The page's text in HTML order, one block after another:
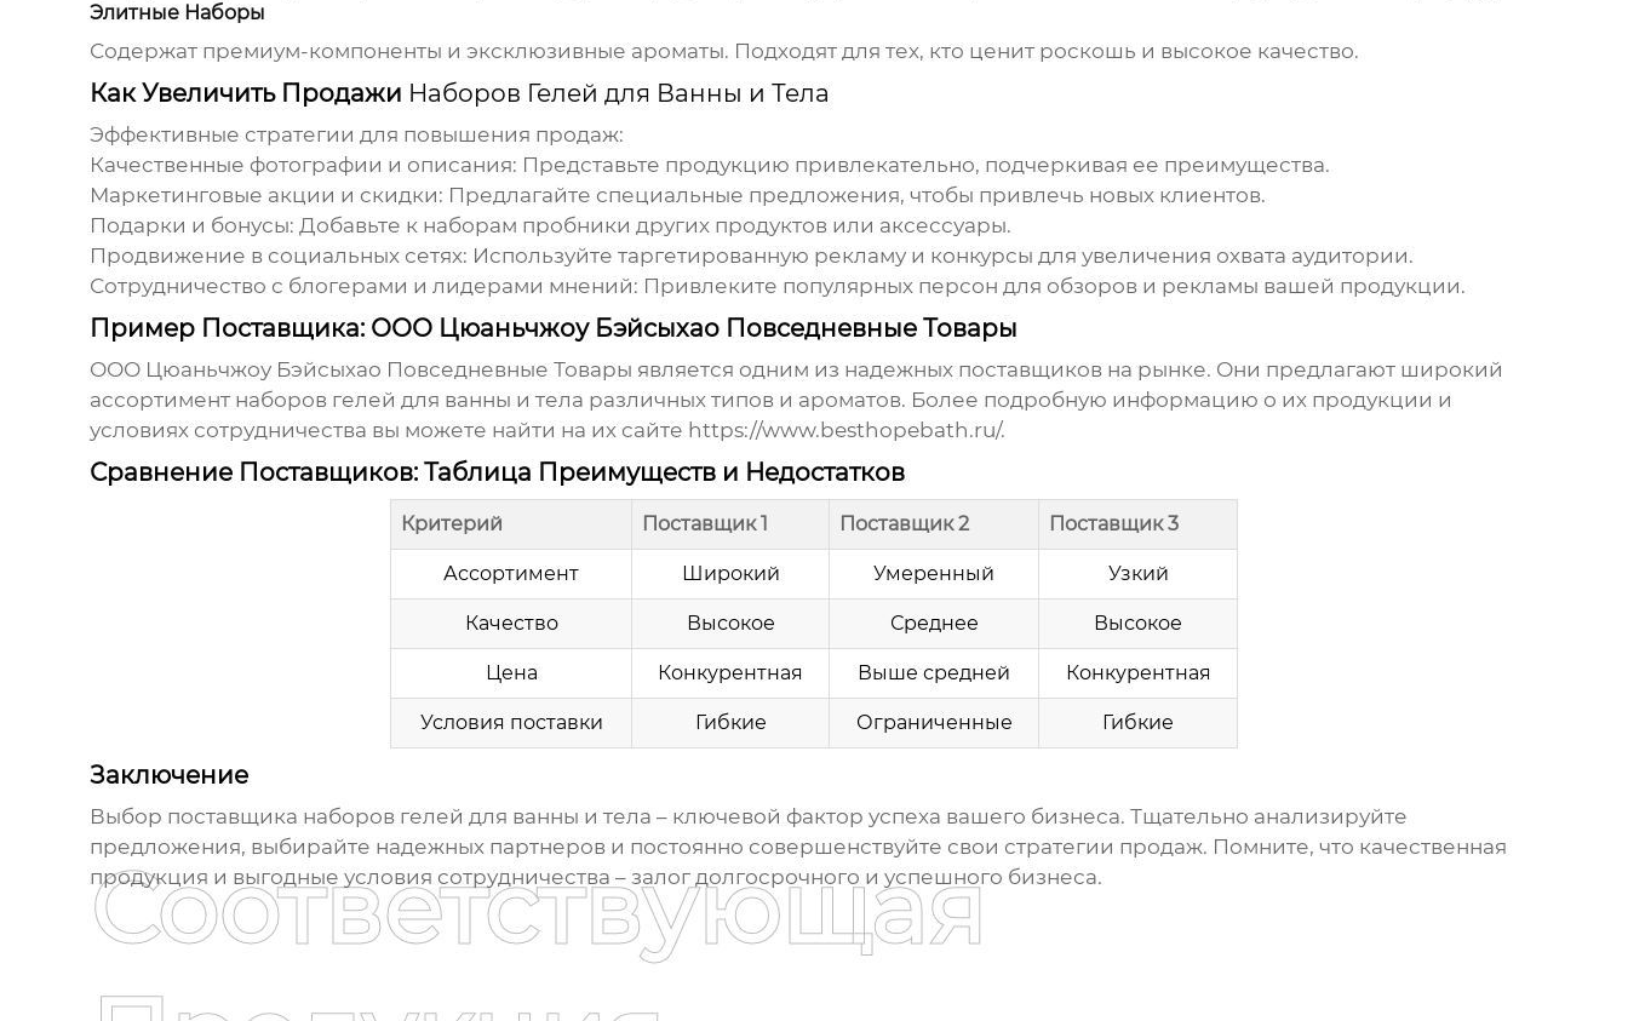
Элитные Наборы
Содержат премиум-компоненты и эксклюзивные ароматы. Подходят для тех, кто ценит роскошь и высокое качество.
Как Увеличить Продажи Наборов Гелей для Ванны и Тела
Эффективные стратегии для повышения продаж:
Качественные фотографии и описания: Представьте продукцию привлекательно, подчеркивая ее преимущества.
Маркетинговые акции и скидки: Предлагайте специальные предложения, чтобы привлечь новых клиентов.
Подарки и бонусы: Добавьте к наборам пробники других продуктов или аксессуары.
Продвижение в социальных сетях: Используйте таргетированную рекламу и конкурсы для увеличения охвата аудитории.
Сотрудничество с блогерами и лидерами мнений: Привлеките популярных персон для обзоров и рекламы вашей продукции.
Пример Поставщика: ООО Цюаньчжоу Бэйсыхао Повседневные Товары
ООО Цюаньчжоу Бэйсыхао Повседневные Товары является одним из надежных поставщиков на рынке. Они предлагают широкий
ассортимент наборов гелей для ванны и тела различных типов и ароматов. Более подробную информацию о их продукции и
условиях сотрудничества вы можете найти на их сайте https://www.besthopebath.ru/.
Сравнение Поставщиков: Таблица Преимуществ и Недостатков
Критерий Поставщик 1 Поставщик 2 Поставщик 3
Ассортимент Широкий Умеренный Узкий
Качество Высокое Среднее Высокое
Цена Конкурентная Выше средней Конкурентная
Условия поставки Гибкие Ограниченные Гибкие
Заключение
Выбор поставщика наборов гелей для ванны и тела – ключевой фактор успеха вашего бизнеса. Тщательно анализируйте
предложения, выбирайте надежных партнеров и постоянно совершенствуйте свои стратегии продаж. Помните, что качественная
продукция и выгодные условия сотрудничества – залог долгосрочного и успешного бизнеса.
Соответствующая